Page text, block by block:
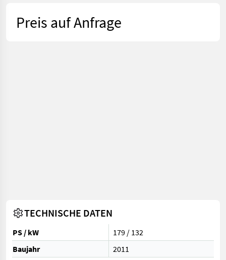
Preis auf Anfrage
TECHNISCHE DATEN
PS / kW
179 / 132
Baujahr
2011